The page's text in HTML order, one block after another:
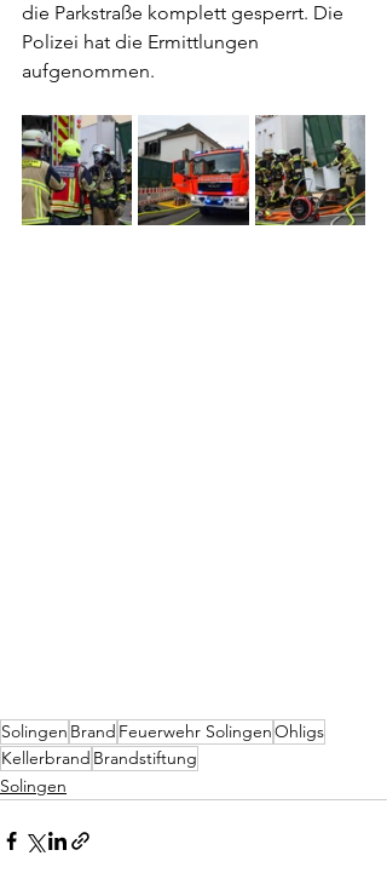
die Parkstraße komplett gesperrt. Die
Polizei hat die Ermittlungen
aufgenommen.
Solingen Brand Feuerwehr SolingenOhligs
Kellerbrand Brandstiftung
Solingen